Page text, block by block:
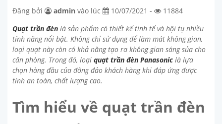
Đăng bởi admin vào lúc 10/07/2021 -
11884
Quạt trần đèn là sản phẩm có thiết kế tinh tế và hội tụ nhiều
tính năng nổi bật. Không chỉ sử dụng để làm mát không gian,
loại quạt này còn có khả năng tạo ra không gian sáng sủa cho
căn phòng. Trong đó, loại quạt trần đèn Panasonic là lựa
chọn hàng đầu của đông đảo khách hàng khi đáp ứng được
tính an toàn, chất lượng cao.
Tìm hiểu về quạt trần đèn